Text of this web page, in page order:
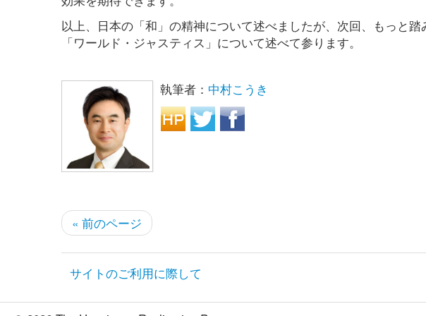
以上、日本の「和」の精神について述べましたが、次回、もっと
「ワールド・ジャスティス」について述べて参ります。
執筆者： 中村こうき
« 前のページ
サイトのご利用に際して